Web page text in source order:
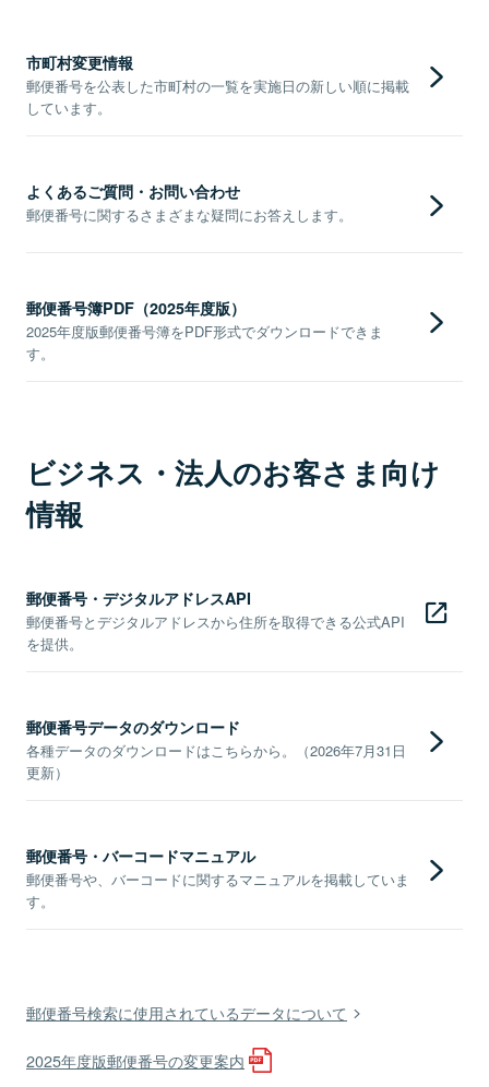
市町村変更情報
郵便番号を公表した市町村の一覧を実施日の新しい順に掲載
しています。
よくあるご質問・お問い合わせ
郵便番号に関するさまざまな疑問にお答えします。
郵便番号簿PDF（2025年度版）
2025年度版郵便番号簿をPDF形式でダウンロードできま
す。
ビジネス・法人のお客さま向け
情報
郵便番号・デジタルアドレスAPI
郵便番号とデジタルアドレスから住所を取得できる公式API
を提供。
郵便番号データのダウンロード
各種データのダウンロードはこちらから。（2026年7月31日
更新）
郵便番号・バーコードマニュアル
郵便番号や、バーコードに関するマニュアルを掲載していま
す。
郵便番号検索に使用されているデータについて
2025年度版郵便番号の変更案内